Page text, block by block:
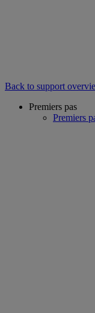
Back to support
Premiers pas
Premiers